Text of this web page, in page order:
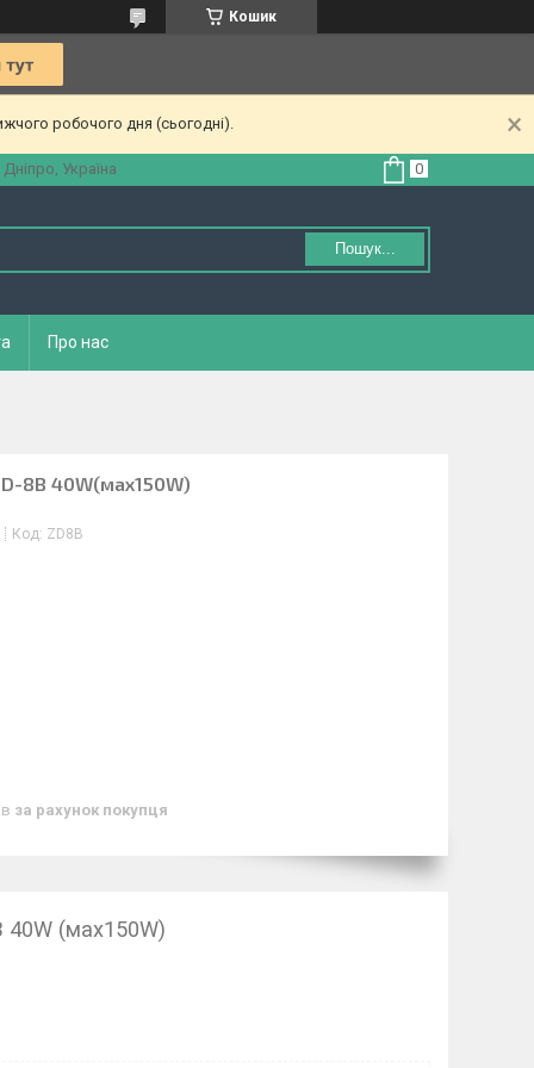
Кошик
робочого дня (сьогодні).
Україна
Пошук...
Про нас
8B 40W(мах150W)
Код: ZD8B
за рахунок покупця
40W (мах150W)